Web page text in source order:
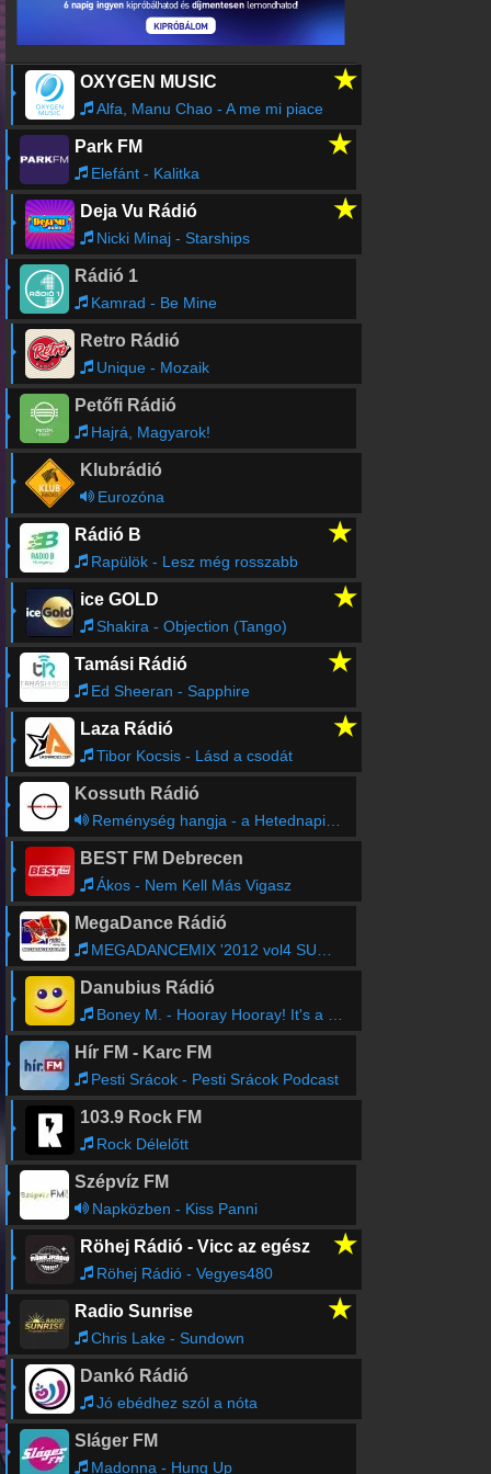
Rádió beágyazás
Online rádió készítés
Készítés lépésről lépésre
OXYGEN MUSIC ★
Alfa, Manu Chao - A me mi piace
Park FM ★
Elefánt - Kalitka
Deja Vu Rádió ★
Nicki Minaj - Starships
Rádió 1
Kamrad - Be Mine
Retro Rádió
Unique - Mozaik
Petőfi Rádió
Hajrá, Magyarok!
Klubrádió
Eurozóna
Rádió B ★
Rapülök - Lesz még rosszabb
ice GOLD ★
Shakira - Objection (Tango)
Tamási Rádió ★
Ed Sheeran - Sapphire
Laza Rádió ★
Tibor Kocsis - Lásd a csodát
Kossuth Rádió
Reménység hangja - a Hetednapi Adventista Egyház félórája
BEST FM Debrecen
Ákos - Nem Kell Más Vigasz
MegaDance Rádió
MEGADANCEMIX '2012 vol4 SUNSHINE
Danubius Rádió
Boney M. - Hooray Hooray! It's a Holi-Holiday
Hír FM - Karc FM
Pesti Srácok - Pesti Srácok Podcast
103.9 Rock FM
Rock Délelőtt
Szépvíz FM
Napközben - Kiss Panni
Röhej Rádió - Vicc az egész ★
Röhej Rádió - Vegyes480
Radio Sunrise ★
Chris Lake - Sundown
Dankó Rádió
Jó ebédhez szól a nóta
Sláger FM
Madonna - Hung Up